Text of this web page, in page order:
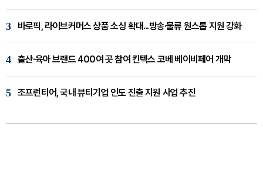
3 바로픽, 라이브커머스 상품 소싱 확대...방송·물류 원스톱 지원 강화
4 출산·육아 브랜드 400여 곳 참여 킨텍스 코베 베이비페어 개막
5 조프런티어, 국내 뷰티기업 인도 진출 지원 사업 추진